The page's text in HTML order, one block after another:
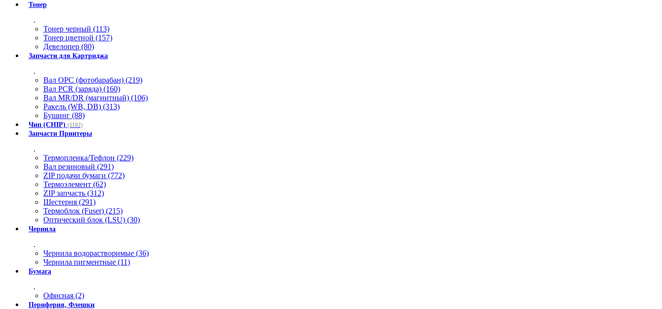
Тонер
.
Тонер черный (113)
Тонер цветной (157)
Девелопер (80)
Запчасти для Картриджа
.
Вал OPC (фотобарабан) (219)
Вал PCR (заряда) (160)
Вал MR/DR (магнитный) (106)
Ракель (WB, DB) (313)
Бушинг (88)
Чип (CHIP) (1102)
Запчасти Принтеры
.
Термопленка/Тефлон (229)
Вал резиновый (291)
ZIP подачи бумаги (772)
Термоэлемент (62)
ZIP запчасть (312)
Шестерня (291)
Термоблок (Fuser) (215)
Оптический блок (LSU) (30)
Чернила
.
Чернила водорастворимые (36)
Чернила пигментные (11)
Бумага
.
Офисная (2)
Периферия, Флешки